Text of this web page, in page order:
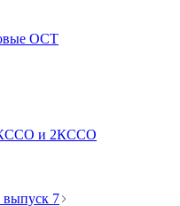
ОСТ
КССО и 2КССО
выпуск 7